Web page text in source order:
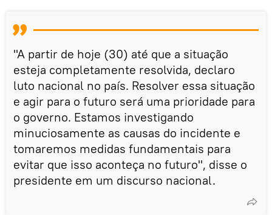
"A partir de hoje (30) até que a situação
esteja completamente resolvida, declaro
luto nacional no país. Resolver essa situação
e agir para o futuro será uma prioridade para
o governo. Estamos investigando
minuciosamente as causas do incidente e
tomaremos medidas fundamentais para
evitar que isso aconteça no futuro", disse o
presidente em um discurso nacional.